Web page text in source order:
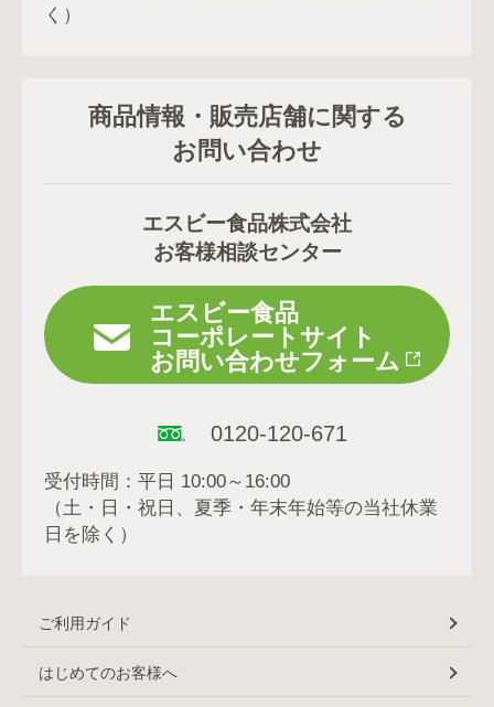
く）
商品情報・販売店舗に関する
お問い合わせ
エスビー食品株式会社
お客様相談センター
エスビー食品
コーポレートサイト
お問い合わせフォーム
0120-120-671
受付時間：平日 10:00～16:00
（土・日・祝日、夏季・年末年始等の当社休業
日を除く）
ご利用ガイド
はじめてのお客様へ